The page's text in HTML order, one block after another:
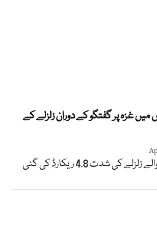
میں غزہ پر گفتگو کے دوران زلزلے کے
نیو یارک اور نیو جرسی میں آنے والے زلزلے کی شدت 4.8 ریکارڈ کی گئی